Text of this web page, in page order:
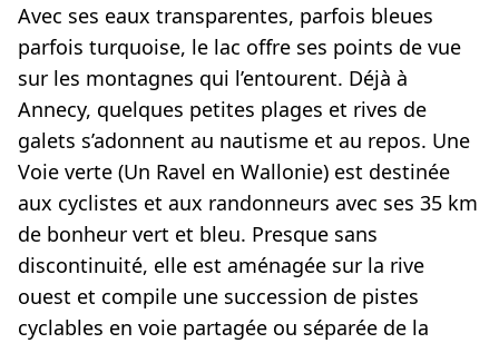
Avec ses eaux transparentes, parfois bleues
parfois turquoise, le lac offre ses points de vue
sur les montagnes qui l’entourent. Déjà à
Annecy, quelques petites plages et rives de
galets s’adonnent au nautisme et au repos. Une
Voie verte (Un Ravel en Wallonie) est destinée
aux cyclistes et aux randonneurs avec ses 35 km
de bonheur vert et bleu. Presque sans
discontinuité, elle est aménagée sur la rive
ouest et compile une succession de pistes
cyclables en voie partagée ou séparée de la